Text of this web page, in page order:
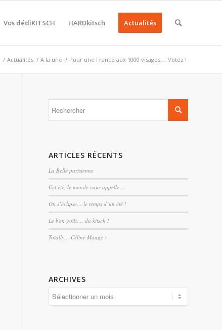
Vos dédiKITSCH HARDkitsch Actualités
/ Actualités / A la une / Pour une France aux 1000 visages…. Votez !
ARTICLES RÉCENTS
La Belle parisienne
Cet été, le monde vous appelle…
On s’éclipse… le temps d’un été !
Le bon goût…. du kitsch !
Totally… Céline Mauge !
ARCHIVES